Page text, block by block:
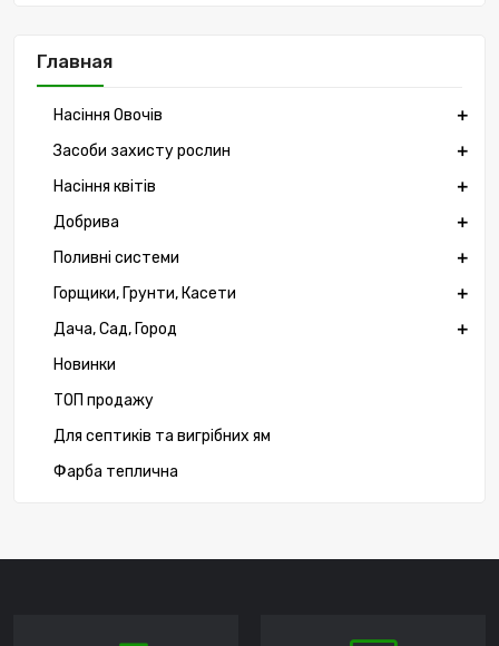
Главная
Насіння Овочів
Засоби захисту рослин
Насіння квітів
Добрива
Поливні системи
Горщики, Грунти, Касети
Дача, Сад, Город
Новинки
ТОП продажу
Для септиків та вигрібних ям
Фарба теплична